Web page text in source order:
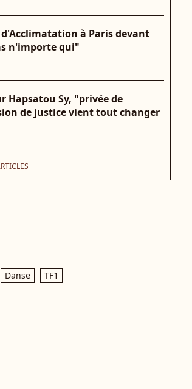
à Paris devant
n'importe qui"
Sy, "privée de
de justice vient tout changer
Danse TF1